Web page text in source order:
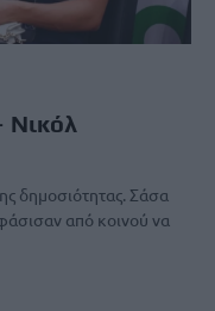
Νικόλ
δημοσιότητας. Σάσα
από κοινού να